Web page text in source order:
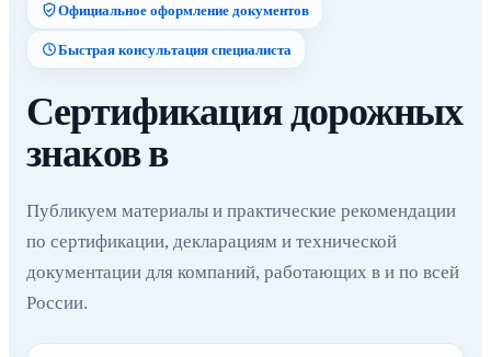
Официальное оформление документов
Быстрая консультация специалиста
Сертификация дорожных
знаков в
Публикуем материалы и практические рекомендации
по сертификации, декларациям и технической
документации для компаний, работающих в и по всей
России.